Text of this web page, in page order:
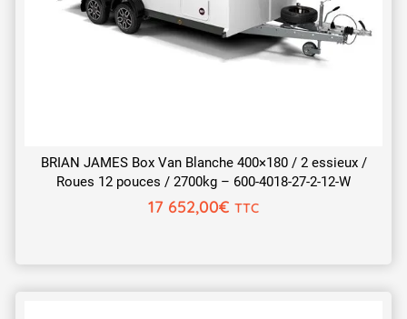
BRIAN JAMES Box Van Blanche 400×180 / 2 essieux /
Roues 12 pouces / 2700kg – 600-4018-27-2-12-W
17 652,00€ TTC